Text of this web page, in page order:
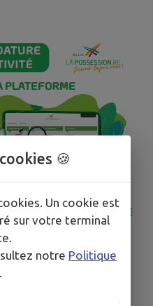
🍪
Un cookie est
sur votre terminal
notre Politique